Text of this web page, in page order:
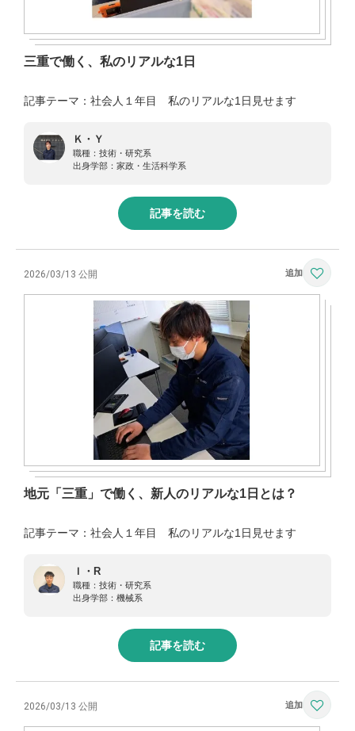
三重で働く、私のリアルな1日
記事テーマ：社会人１年目 私のリアルな1日見せます
Ｋ・Ｙ
職種： 技術・研究系
出身学部： 家政・生活科学系
記事を読む
2026/03/13 公開
地元「三重」で働く、新人のリアルな1日とは？
記事テーマ：社会人１年目 私のリアルな1日見せます
Ｉ・R
職種： 技術・研究系
出身学部： 機械系
記事を読む
2026/03/13 公開